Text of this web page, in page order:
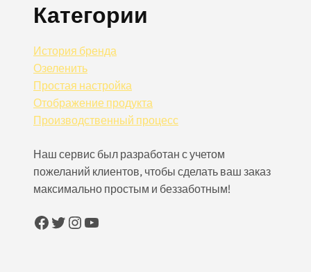
Категории
История бренда
Озеленить
Простая настройка
Отображение продукта
Производственный процесс
Наш сервис был разработан с учетом
пожеланий клиентов, чтобы сделать ваш заказ
максимально простым и беззаботным!
Facebook Twitter Instagram YouTube